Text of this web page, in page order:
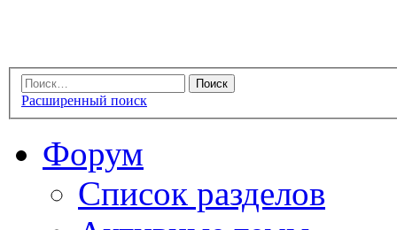
Расширенный поиск
Форум
Список разделов